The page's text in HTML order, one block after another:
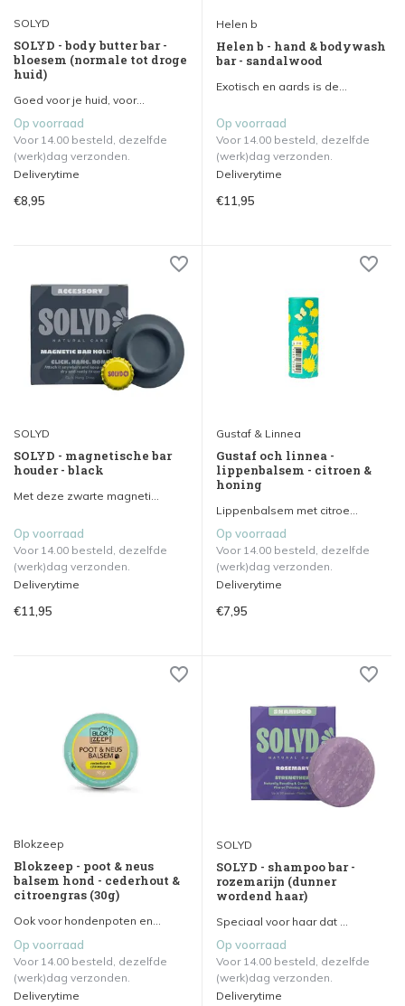
SOLYD
SOLYD - body butter bar -
bloesem (normale tot droge
huid)
Goed voor je huid, voor...
Op voorraad
Voor 14.00 besteld, dezelfde
(werk)dag verzonden.
Deliverytime
€8,95
Helen b
Helen b - hand & bodywash
bar - sandalwood
Exotisch en aards is de...
Op voorraad
Voor 14.00 besteld, dezelfde
(werk)dag verzonden.
Deliverytime
€11,95
SOLYD
SOLYD - magnetische bar
houder - black
Met deze zwarte magneti...
Op voorraad
Voor 14.00 besteld, dezelfde
(werk)dag verzonden.
Deliverytime
€11,95
Gustaf & Linnea
Gustaf och linnea -
lippenbalsem - citroen &
honing
Lippenbalsem met citroe...
Op voorraad
Voor 14.00 besteld, dezelfde
(werk)dag verzonden.
Deliverytime
€7,95
Blokzeep
Blokzeep - poot & neus
balsem hond - cederhout &
citroengras (30g)
Ook voor hondenpoten en...
Op voorraad
Voor 14.00 besteld, dezelfde
(werk)dag verzonden.
Deliverytime
SOLYD
SOLYD - shampoo bar -
rozemarijn (dunner
wordend haar)
Speciaal voor haar dat ...
Op voorraad
Voor 14.00 besteld, dezelfde
(werk)dag verzonden.
Deliverytime